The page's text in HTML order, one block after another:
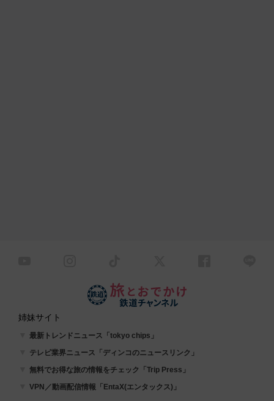
姉妹サイト
最新トレンドニュース「tokyo chips」
テレビ業界ニュース「ディンコのニュースリンク」
無料でお得な旅の情報をチェック「Trip Press」
VPN／動画配信情報「EntaX(エンタックス)」